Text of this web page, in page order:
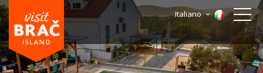
Italiano